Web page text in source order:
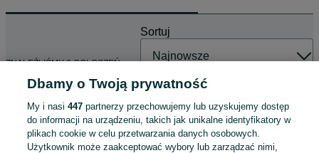
ZNALEŹLIŚMY 0 OGŁOSZEŃ
Sortuj
Dbamy o Twoją prywatność
My i nasi447 partnerzy przechowujemy lub uzyskujemy dostęp
do informacji na urządzeniu, takich jak unikalne identyfikatory w
plikach cookie w celu przetwarzania danych osobowych.
Użytkownik może zaakceptować wybory lub zarządzać nimi,